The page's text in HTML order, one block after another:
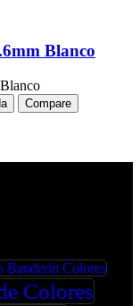
Blanco
Compare
Banderín Colores
Colores